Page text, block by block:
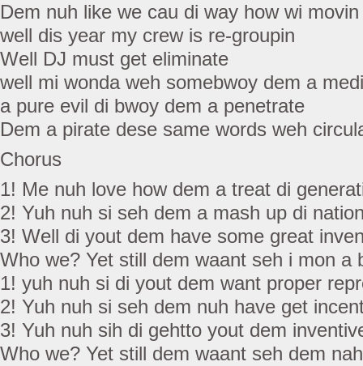
Dem nuh like we cau di way how wi movin
well dis year my crew is re-groupin
Well DJ must get eliminate
well mi wonda weh somebwoy dem a
a pure evil di bwoy dem a penetrate
Dem a pirate dese same words weh
Chorus
1! Me nuh love how dem a treat di
2! Yuh nuh si seh dem a mash up di
3! Well di yout dem have some great
Who we? Yet still dem waant seh i mon a
1! yuh nuh si di yout dem want proper
2! Yuh nuh si seh dem nuh have get
3! Yuh nuh sih di gehtto yout dem
Who we? Yet still dem waant seh dem